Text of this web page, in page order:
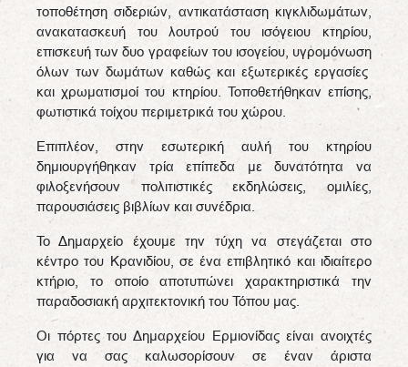
τοποθέτηση σιδεριών, αντικατάσταση κιγκλιδωμάτων,
ανακατασκευή του λουτρού του ισόγειου κτηρίου,
επισκευή των δυο γραφείων του ισογείου, υγρομόνωση
όλων των δωμάτων καθώς και εξωτερικές εργασίες
και χρωματισμοί του κτηρίου. Τοποθετήθηκαν επίσης,
φωτιστικά τοίχου περιμετρικά του χώρου.
Επιπλέον, στην εσωτερική αυλή του κτηρίου
δημιουργήθηκαν τρία επίπεδα με δυνατότητα να
φιλοξενήσουν πολιτιστικές εκδηλώσεις, ομιλίες,
παρουσιάσεις βιβλίων και συνέδρια.
Το Δημαρχείο έχουμε την τύχη να στεγάζεται στο
κέντρο του Κρανιδίου, σε ένα επιβλητικό και ιδιαίτερο
κτήριο, το οποίο αποτυπώνει χαρακτηριστικά την
παραδοσιακή αρχιτεκτονική του Τόπου μας.
Οι πόρτες του Δημαρχείου Ερμιονίδας είναι ανοιχτές
για να σας καλωσορίσουν σε έναν άριστα